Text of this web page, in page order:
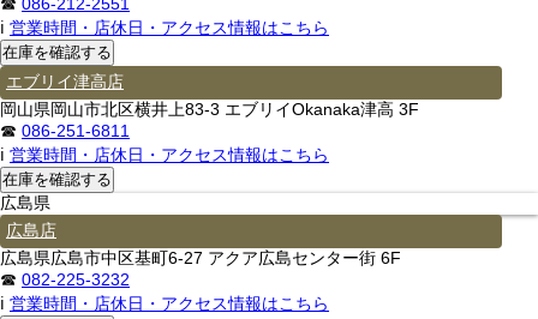
ℹ 営業時間・店休日・アクセス情報はこちら
エブリイ津高店
岡山県岡山市北区横井上83-3 エブリイOkanaka津高 3F
☎ 086-251-6811
ℹ 営業時間・店休日・アクセス情報はこちら
広島県
広島店
広島県広島市中区基町6-27 アクア広島センター街 6F
☎ 082-225-3232
ℹ 営業時間・店休日・アクセス情報はこちら